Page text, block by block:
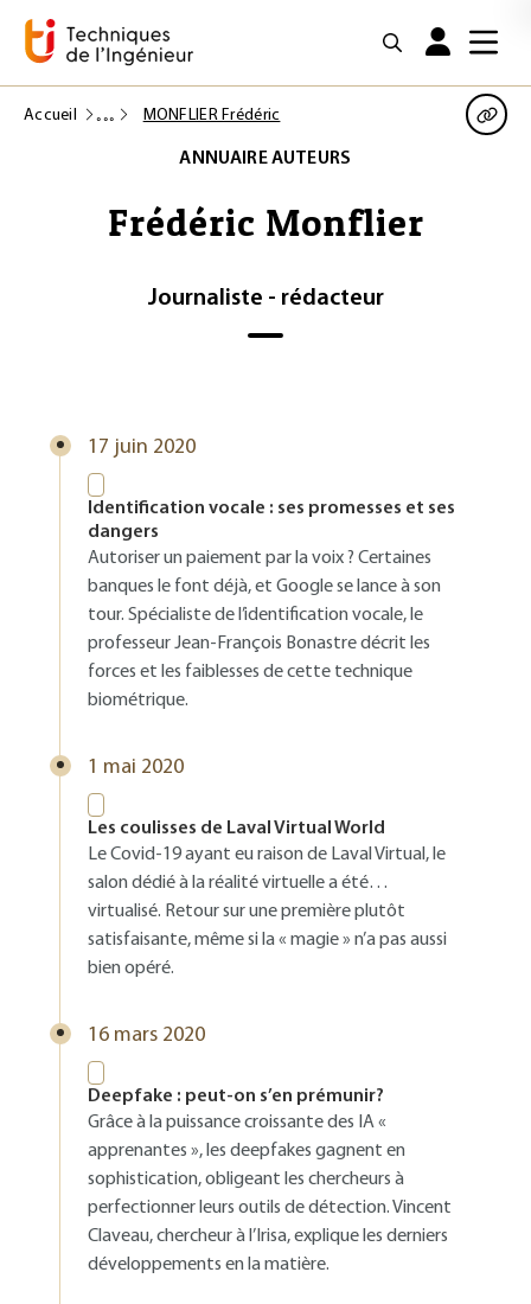
Accueil MONFLIER Frédéric
ANNUAIRE AUTEURS
Frédéric Monflier
Journaliste - rédacteur
17 juin 2020
Identification vocale : ses promesses et ses
dangers
Autoriser un paiement par la voix ? Certaines
banques le font déjà, et Google se lance à son
tour. Spécialiste de l’identification vocale, le
professeur Jean-François Bonastre décrit les
forces et les faiblesses de cette technique
biométrique.
1 mai 2020
Les coulisses de Laval Virtual World
Le Covid-19 ayant eu raison de Laval Virtual, le
salon dédié à la réalité virtuelle a été…
virtualisé. Retour sur une première plutôt
satisfaisante, même si la « magie » n’a pas aussi
bien opéré.
16 mars 2020
Deepfake : peut-on s’en prémunir?
Grâce à la puissance croissante des IA «
apprenantes », les deepfakes gagnent en
sophistication, obligeant les chercheurs à
perfectionner leurs outils de détection. Vincent
Claveau, chercheur à l’Irisa, explique les derniers
développements en la matière.